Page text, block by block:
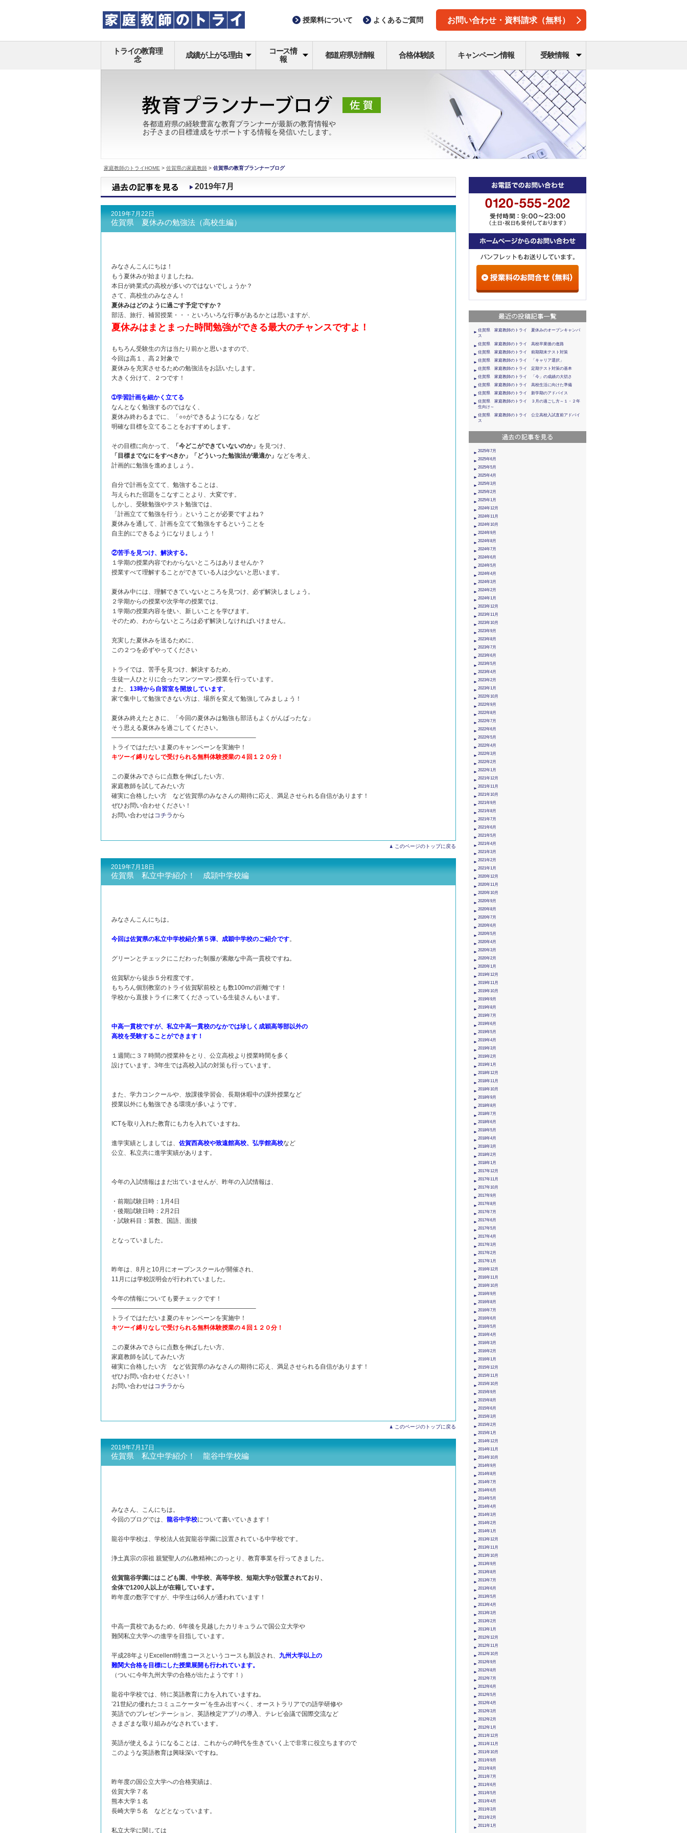
授業料について よくあるご質問 お問い合わせ・資料請求（無料）
トライの教育理
念
成績が上がる理由
コース情
報
都道府県別情報 合格体験談 キャンペーン情報 受験情報
各都道府県の経験豊富な教育プランナーが最新の教育情報や
お子さまの目標達成をサポートする情報を発信いたします。
家庭教師のトライHOME > 佐賀県の家庭教師 > 佐賀県の教育プランナーブログ
2019年7月
2019年7月22日
佐賀県 夏休みの勉強法（高校生編）
みなさんこんにちは！
もう夏休みが始まりましたね。
本日が終業式の高校が多いのではないでしょうか？
さて、高校生のみなさん！
夏休みはどのように過ごす予定ですか？
部活、旅行、補習授業・・・といろいろな行事があるかとは思いますが、
夏休みはまとまった時間勉強ができる最大のチャンスですよ！
もちろん受験生の方は当たり前かと思いますので、
今回は高１、高２対象で
夏休みを充実させるための勉強法をお話いたします。
大きく分けて、２つです！
➀学習計画を細かく立てる
なんとなく勉強するのではなく、
夏休み終わるまでに、「○○ができるようになる」など
明確な目標を立てることをおすすめします。
その目標に向かって、 「今どこができていないのか」 を見つけ、
「目標までなにをすべきか」「どういった勉強法が最適か」 などを考え、
計画的に勉強を進めましょう。
自分で計画を立てて、勉強することは、
与えられた宿題をこなすことより、大変です。
しかし、受験勉強やテスト勉強では、
「計画立てて勉強を行う」ということが必要ですよね？
夏休みを通して、計画を立てて勉強をするということを
自主的にできるようになりましょう！
②苦手を見つけ、解決する。
１学期の授業内容でわからないところはありませんか？
授業すべて理解することができている人は少ないと思います。
夏休み中には、理解できていないところを見つけ、必ず解決しましょう。
２学期からの授業や次学年の授業では、
１学期の授業内容を使い、新しいことを学びます。
そのため、わからないところは必ず解決しなければいけません。
充実した夏休みを送るために、
この２つを必ずやってください
トライでは、苦手を見つけ、解決するため、
生徒一人ひとりに合ったマンツーマン授業を行っています。
また、 13時から自習室を開放しています。
家で集中して勉強できない方は、場所を変えて勉強してみましょう！
夏休み終えたときに、「今回の夏休みは勉強も部活もよくがんばったな」
そう思える夏休みを過ごしてください。
———————————————————————–
トライではただいま夏のキャンペーンを実施中！
キツーイ縛りなしで受けられる無料体験授業の４回１２０分！
この夏休みでさらに点数を伸ばしたい方、
家庭教師を試してみたい方
確実に合格したい方 など佐賀県のみなさんの期待に応え、満足させられる自信があります！
ぜひお問い合わせください！
お問い合わせはコチラから
このページのトップに戻る
2019年7月18日
佐賀県 私立中学紹介！ 成頴中学校編
みなさんこんにちは。
今回は佐賀県の私立中学校紹介第５弾、成穎中学校のご紹介です。
グリーンとチェックにこだわった制服が素敵な中高一貫校ですね。
佐賀駅から徒歩５分程度です。
もちろん個別教室のトライ佐賀駅前校とも数100mの距離です！
学校から直接トライに来てくださっている生徒さんもいます。
中高一貫校ですが、私立中高一貫校のなかでは珍しく成穎高等部以外の
高校を受験することができます！
１週間に３７時間の授業枠をとり、公立高校より授業時間を多く
設けています。3年生では高校入試の対策も行っています。
また、学力コンクールや、放課後学習会、長期休暇中の課外授業など
授業以外にも勉強できる環境が多いようです。
ICTを取り入れた教育にも力を入れていますね。
進学実績としましては、 佐賀西高校や致遠館高校、弘学館高校など
公立、私立共に進学実績があります。
今年の入試情報はまだ出ていませんが、昨年の入試情報は、
・前期試験日時：1月4日
・後期試験日時：2月2日
・試験科目：算数、国語、面接
となっていました。
昨年は、8月と10月にオープンスクールが開催され、
11月には学校説明会が行われていました。
今年の情報についても要チェックです！
———————————————————————–
トライではただいま夏のキャンペーンを実施中！
キツーイ縛りなしで受けられる無料体験授業の４回１２０分！
この夏休みでさらに点数を伸ばしたい方、
家庭教師を試してみたい方
確実に合格したい方 など佐賀県のみなさんの期待に応え、満足させられる自信があります！
ぜひお問い合わせください！
お問い合わせはコチラから
このページのトップに戻る
2019年7月17日
佐賀県 私立中学紹介！ 龍谷中学校編
みなさん、こんにちは。
今回のブログでは、 龍谷中学校について書いていきます！
龍谷中学校は、学校法人佐賀龍谷学園に設置されている中学校です。
浄土真宗の宗祖 親鸞聖人の仏教精神にのっとり、教育事業を行ってきました。
佐賀龍谷学園にはこども園、中学校、高等学校、短期大学が設置されており、
全体で1200人以上が在籍しています。
昨年度の数字ですが、中学生は66人が通われています！
中高一貫校であるため、6年後を見越したカリキュラムで国公立大学や
難関私立大学への進学を目指しています。
平成28年よりExcellent特進コースというコースも新設され、 九州大学以上の
難関大合格を目標にした授業展開も行われています。
（ついに今年九州大学の合格が出たようです！）
龍谷中学校では、特に英語教育に力を入れていますね。
’21世紀の優れたコミュニケーター’を生み出すべく、オーストラリアでの語学研修や
英語でのプレゼンテーション、英語検定アプリの導入、テレビ会議で国際交流など
さまざまな取り組みがなされています。
英語が使えるようになることは、これからの時代を生きていく上で非常に役立ちますので
このような英語教育は興味深いですね。
昨年度の国公立大学への合格実績は、
佐賀大学７名
熊本大学１名
長崎大学５名 などとなっています。
私立大学に関しては
佐賀県 家庭教師のトライ 夏休みのオープンキャンバ
ス
佐賀県 家庭教師のトライ 高校卒業後の進路
佐賀県 家庭教師のトライ 前期期末テスト対策
佐賀県 家庭教師のトライ 「キャリア選択」
佐賀県 家庭教師のトライ 定期テスト対策の基本
佐賀県 家庭教師のトライ 「今」の成績の大切さ
佐賀県 家庭教師のトライ 高校生活に向けた準備
佐賀県 家庭教師のトライ 新学期のアドバイス
佐賀県 家庭教師のトライ ３月の過ごし方～１・２年
生向け～
佐賀県 家庭教師のトライ 公立高校入試直前アドバイ
ス
2025年7月
2025年6月
2025年5月
2025年4月
2025年3月
2025年2月
2025年1月
2024年12月
2024年11月
2024年10月
2024年9月
2024年8月
2024年7月
2024年6月
2024年5月
2024年4月
2024年3月
2024年2月
2024年1月
2023年12月
2023年11月
2023年10月
2023年9月
2023年8月
2023年7月
2023年6月
2023年5月
2023年4月
2023年2月
2023年1月
2022年10月
2022年9月
2022年8月
2022年7月
2022年6月
2022年5月
2022年4月
2022年3月
2022年2月
2022年1月
2021年12月
2021年11月
2021年10月
2021年9月
2021年8月
2021年7月
2021年6月
2021年5月
2021年4月
2021年3月
2021年2月
2021年1月
2020年12月
2020年11月
2020年10月
2020年9月
2020年8月
2020年7月
2020年6月
2020年5月
2020年4月
2020年3月
2020年2月
2020年1月
2019年12月
2019年11月
2019年10月
2019年9月
2019年8月
2019年7月
2019年6月
2019年5月
2019年4月
2019年3月
2019年2月
2019年1月
2018年12月
2018年11月
2018年10月
2018年9月
2018年8月
2018年7月
2018年6月
2018年5月
2018年4月
2018年3月
2018年2月
2018年1月
2017年12月
2017年11月
2017年10月
2017年9月
2017年8月
2017年7月
2017年6月
2017年5月
2017年4月
2017年3月
2017年2月
2017年1月
2016年12月
2016年11月
2016年10月
2016年9月
2016年8月
2016年7月
2016年6月
2016年5月
2016年4月
2016年3月
2016年2月
2016年1月
2015年12月
2015年11月
2015年10月
2015年9月
2015年8月
2015年6月
2015年3月
2015年2月
2015年1月
2014年12月
2014年11月
2014年10月
2014年9月
2014年8月
2014年7月
2014年6月
2014年5月
2014年4月
2014年3月
2014年2月
2014年1月
2013年12月
2013年11月
2013年10月
2013年9月
2013年8月
2013年7月
2013年6月
2013年5月
2013年4月
2013年3月
2013年2月
2013年1月
2012年12月
2012年11月
2012年10月
2012年9月
2012年8月
2012年7月
2012年6月
2012年5月
2012年4月
2012年3月
2012年2月
2012年1月
2011年12月
2011年11月
2011年10月
2011年9月
2011年8月
2011年7月
2011年6月
2011年5月
2011年4月
2011年3月
2011年2月
2011年1月